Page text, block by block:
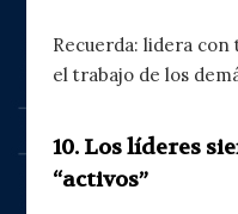
Recuerda: lidera
el trabajo de los
10. Los líderes
“activos”